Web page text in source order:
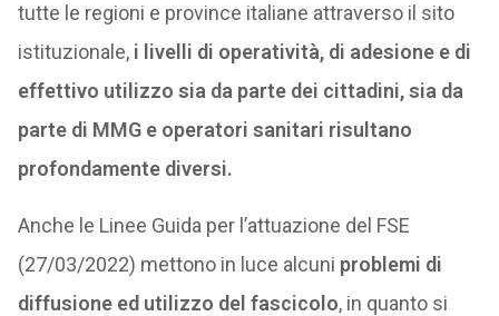
tutte le regioni e province italiane attraverso il sito
istituzionale, i livelli di operatività, di adesione e di
effettivo utilizzo sia da parte dei cittadini, sia da
parte di MMG e operatori sanitari risultano
profondamente diversi.
Anche le Linee Guida per l’attuazione del FSE
(27/03/2022) mettono in luce alcuni problemi di
diffusione ed utilizzo del fascicolo, in quanto si